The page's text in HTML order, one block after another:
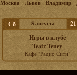
Москва Львов Владимир
Сб 8 августа
Игры в клубе
Teatr Teney
Кафе "Радио Сити"